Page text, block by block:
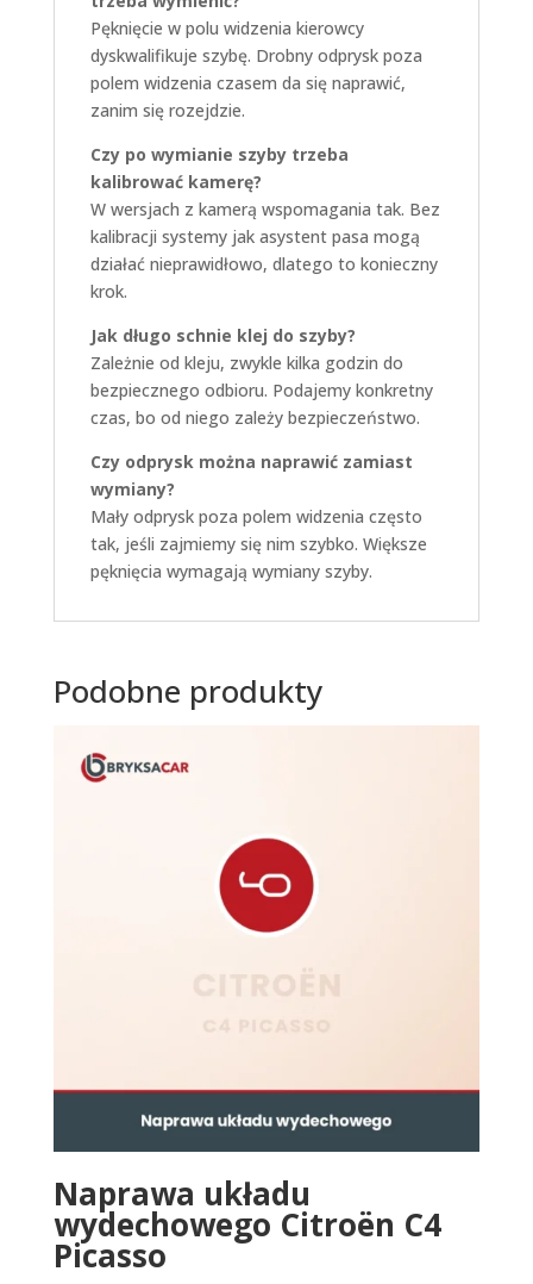
Pęknięcie w polu widzenia kierowcy
dyskwalifikuje szybę. Drobny odprysk poza
polem widzenia czasem da się naprawić,
zanim się rozejdzie.
Czy po wymianie szyby trzeba
kalibrować kamerę?
W wersjach z kamerą wspomagania tak. Bez
kalibracji systemy jak asystent pasa mogą
działać nieprawidłowo, dlatego to konieczny
krok.
Jak długo schnie klej do szyby?
Zależnie od kleju, zwykle kilka godzin do
bezpiecznego odbioru. Podajemy konkretny
czas, bo od niego zależy bezpieczeństwo.
Czy odprysk można naprawić zamiast
wymiany?
Mały odprysk poza polem widzenia często
tak, jeśli zajmiemy się nim szybko. Większe
pęknięcia wymagają wymiany szyby.
Podobne produkty
Naprawa układu
wydechowego Citroën C4
Picasso